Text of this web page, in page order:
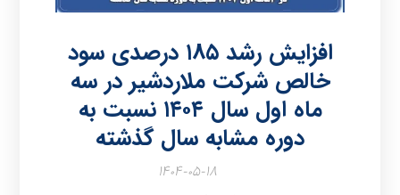
افزایش رشد ۱۸۵ درصدی سود
خالص شرکت ملاردشیر در سه
ماه اول سال ۱۴۰۴ نسبت به
دوره مشابه سال گذشته
۱۴۰۴-۰۵-۱۸